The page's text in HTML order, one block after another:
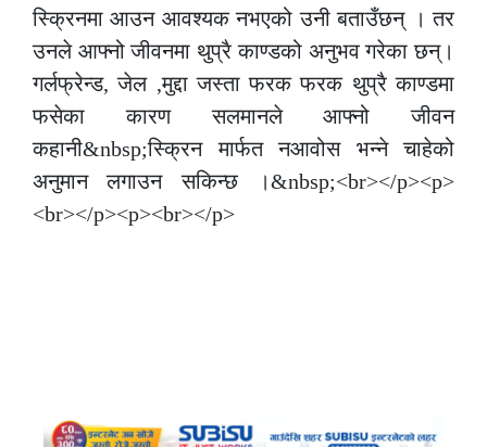
स्क्रिनमा आउन आवश्यक नभएको उनी बताउँछन् । तर
उनले आफ्नो जीवनमा थुप्रै काण्डको अनुभव गरेका छन्।
गर्लफ्रेन्ड, जेल ,मुद्दा जस्ता फरक फरक थुप्रै काण्डमा
फसेका कारण सलमानले आफ्नो जीवन
कहानी&nbsp;स्क्रिन मार्फत नआवोस भन्ने चाहेको
अनुमान लगाउन सकिन्छ ।&nbsp;<br></p><p>
<br></p><p><br></p>